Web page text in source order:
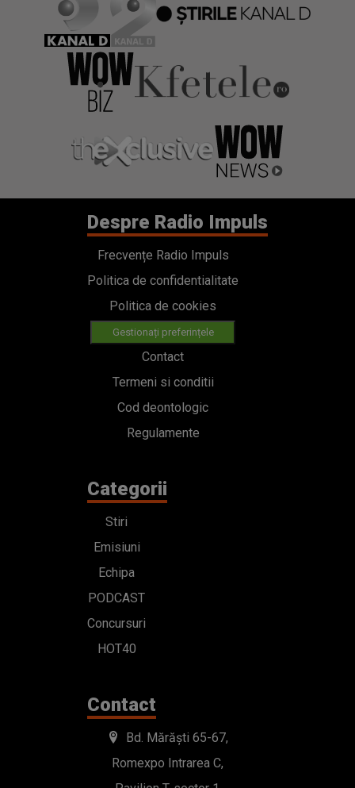
Despre Radio Impuls
Frecvențe Radio Impuls
Politica de confidentialitate
Politica de cookies
Gestionați preferințele
Contact
Termeni si conditii
Cod deontologic
Regulamente
Categorii
Stiri
Emisiuni
Echipa
PODCAST
Concursuri
HOT40
Contact
Bd. Mărăști 65-67,
Romexpo Intrarea C,